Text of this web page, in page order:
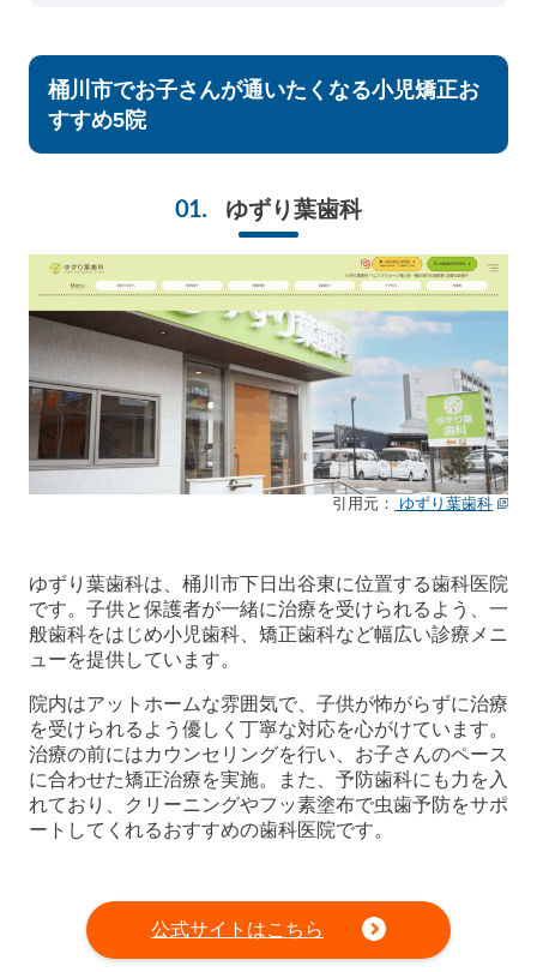
桶川市でお子さんが通いたくなる小児矯正お
すすめ5院
ゆずり葉歯科
引用元： ゆずり葉歯科
ゆずり葉歯科は、桶川市下日出谷東に位置する歯科医院
です。子供と保護者が一緒に治療を受けられるよう、一
般歯科をはじめ小児歯科、矯正歯科など幅広い診療メニ
ューを提供しています。
院内はアットホームな雰囲気で、子供が怖がらずに治療
を受けられるよう優しく丁寧な対応を心がけています。
治療の前にはカウンセリングを行い、お子さんのペース
に合わせた矯正治療を実施。また、予防歯科にも力を入
れており、クリーニングやフッ素塗布で虫歯予防をサポ
ートしてくれるおすすめの歯科医院です。
公式サイトはこちら